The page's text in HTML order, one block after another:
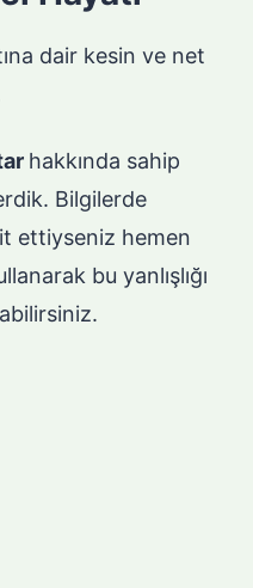
dair kesin ve net
hakkında sahip
Bilgilerde
ettiyseniz hemen
bu yanlışlığı